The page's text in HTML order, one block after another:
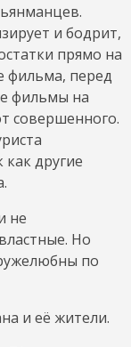
и бодрит,
прямо на
фильма, перед
фильмы на
совершенного.
другие
не
Но
по
и её жители.